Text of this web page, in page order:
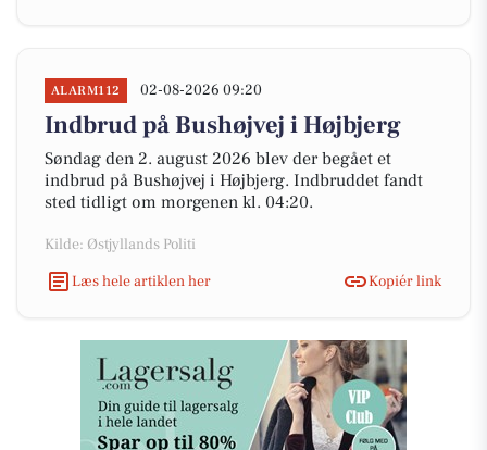
ALARM112 02-08-2026 09:20
Indbrud på Bushøjvej i Højbjerg
Søndag den 2. august 2026 blev der begået et
indbrud på Bushøjvej i Højbjerg. Indbruddet fandt
sted tidligt om morgenen kl. 04:20.
Kilde: Østjyllands Politi
Læs hele artiklen her
Kopiér link